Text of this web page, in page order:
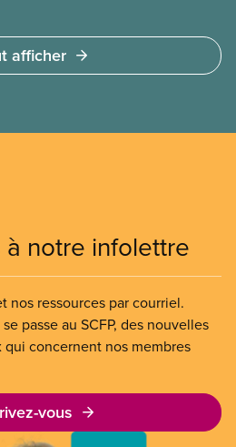
afficher
à notre infolettre
nos ressources par courriel.
passe au SCFP, des nouvelles
concernent nos membres
vous